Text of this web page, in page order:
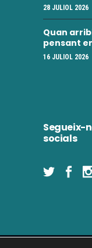
28 JULIOL 2026
Quan
pensant
16 JULIOL 2026
Segueix-
socials